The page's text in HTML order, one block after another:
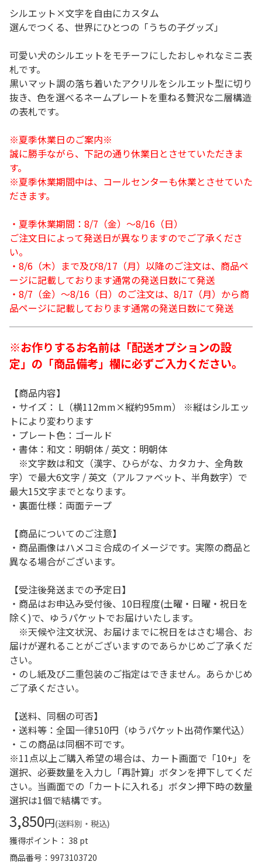
シルエット×文字を自由にカスタム
選んでつくる、世界にひとつの「うちの子グッズ」
可愛い犬のシルエットをモチーフにしたおしゃれなミニ表
札です。
黒いマット調の落ち着いたアクリルをシルエット型に切り
抜き、色を選べるネームプレートを重ねる贅沢な二層構造
の表札です。
※夏季休業日のご案内※
誠に勝手ながら、下記の通り休業日とさせていただきま
す。
※夏季休業期間中は、コールセンターも休業とさせていた
だきます。
・夏季休業期間：8/7（金）～8/16（日）
ご注文日によって発送日が異なりますのでご了承くださ
い。
・8/6（木）まで及び8/17（月）以降のご注文は、商品ペ
ージに記載しております通常の発送日数にて発送
・8/7（金）～8/16（日）のご注文は、8/17（月）から商
品ページに記載しております通常の発送日数にて発送
※お作りするお名前は「配送オプションの設
定」の「商品備考」欄に必ずご入力ください。
【商品内容】
・サイズ： L（横112mm×縦約95mm） ※縦はシルエッ
トにより変わります
・プレート色：ゴールド
・書体：和文：明朝体 / 英文：明朝体
※文字数は和文（漢字、ひらがな、カタカナ、全角数
字）で最大6文字 / 英文（アルファベット、半角数字）で
最大15文字までとなります。
・裏面仕様：両面テープ
【商品についてのご注意】
・商品画像はハメコミ合成のイメージです。実際の商品と
異なる場合がございます。
【受注後発送までの予定日】
・商品はお申込み受付後、10日程度(土曜・日曜・祝日を
除く)で、ゆうパケットでお届けいたします。
※天候や注文状況、お届けまでに祝日をはさむ場合、お
届けが遅れることがございますのであらかじめご了承くだ
さい。
・のし紙及び二重包装のご指定はできません。あらかじめ
ご了承ください。
【送料、同梱の可否】
・送料等：全国一律510円（ゆうパケット出荷作業代込）
・この商品は同梱不可です。
※11点以上ご購入希望の場合は、カート画面で「10+」を
選択、必要数量を入力し「再計算」ボタンを押下してくだ
さい。当画面での「カートに入れる」ボタン押下時の数量
選択は1個で結構です。
3,850円(送料別・税込)
獲得ポイント： 38 pt
商品番号
9973103720